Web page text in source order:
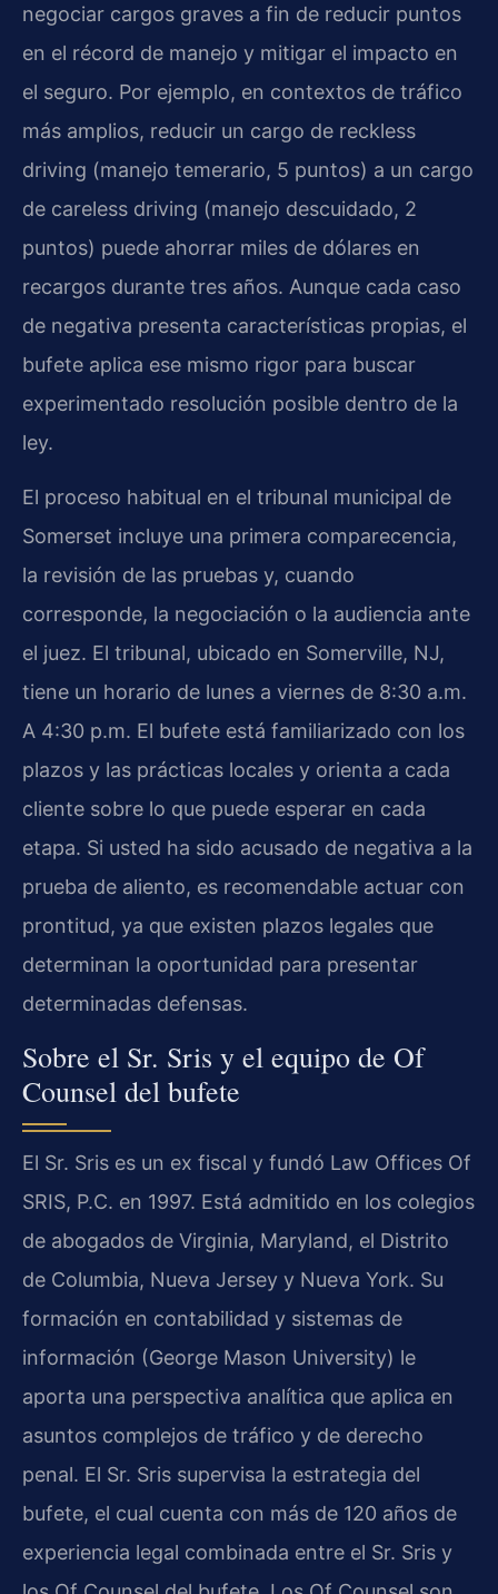
negociar cargos graves a fin de reducir puntos
en el récord de manejo y mitigar el impacto en
el seguro. Por ejemplo, en contextos de tráfico
más amplios, reducir un cargo de reckless
driving (manejo temerario, 5 puntos) a un cargo
de careless driving (manejo descuidado, 2
puntos) puede ahorrar miles de dólares en
recargos durante tres años. Aunque cada caso
de negativa presenta características propias, el
bufete aplica ese mismo rigor para buscar
experimentado resolución posible dentro de la
ley.
El proceso habitual en el tribunal municipal de
Somerset incluye una primera comparecencia,
la revisión de las pruebas y, cuando
corresponde, la negociación o la audiencia ante
el juez. El tribunal, ubicado en Somerville, NJ,
tiene un horario de lunes a viernes de 8:30 a.m.
A 4:30 p.m. El bufete está familiarizado con los
plazos y las prácticas locales y orienta a cada
cliente sobre lo que puede esperar en cada
etapa. Si usted ha sido acusado de negativa a la
prueba de aliento, es recomendable actuar con
prontitud, ya que existen plazos legales que
determinan la oportunidad para presentar
determinadas defensas.
Sobre el Sr. Sris y el equipo de Of
Counsel del bufete
El Sr. Sris es un ex fiscal y fundó Law Offices Of
SRIS, P.C. en 1997. Está admitido en los colegios
de abogados de Virginia, Maryland, el Distrito
de Columbia, Nueva Jersey y Nueva York. Su
formación en contabilidad y sistemas de
información (George Mason University) le
aporta una perspectiva analítica que aplica en
asuntos complejos de tráfico y de derecho
penal. El Sr. Sris supervisa la estrategia del
bufete, el cual cuenta con más de 120 años de
experiencia legal combinada entre el Sr. Sris y